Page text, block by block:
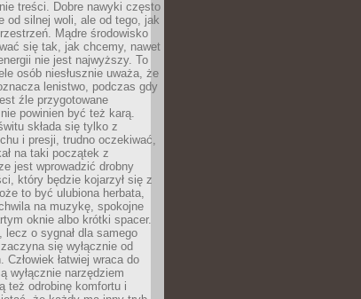
treści. Dobre nawyki często
od silnej woli, ale od tego, jak
Mądre środowisko
się tak, jak chcemy, nawet
nie jest najwyższy. To
osób niesłusznie uważa, że
lenistwo, podczas gdy
źle przygotowane
powinien być też karą.
składa się tylko z
i presji, trudno oczekiwać,
na taki początek z
jest wprowadzić drobny
który będzie kojarzył się z
to być ulubiona herbata,
na muzykę, spokojne
oknie albo krótki spacer.
lecz o sygnał dla samego
się wyłącznie od
łatwiej wraca do
wyłącznie narzędziem
też odrobinę komfortu i